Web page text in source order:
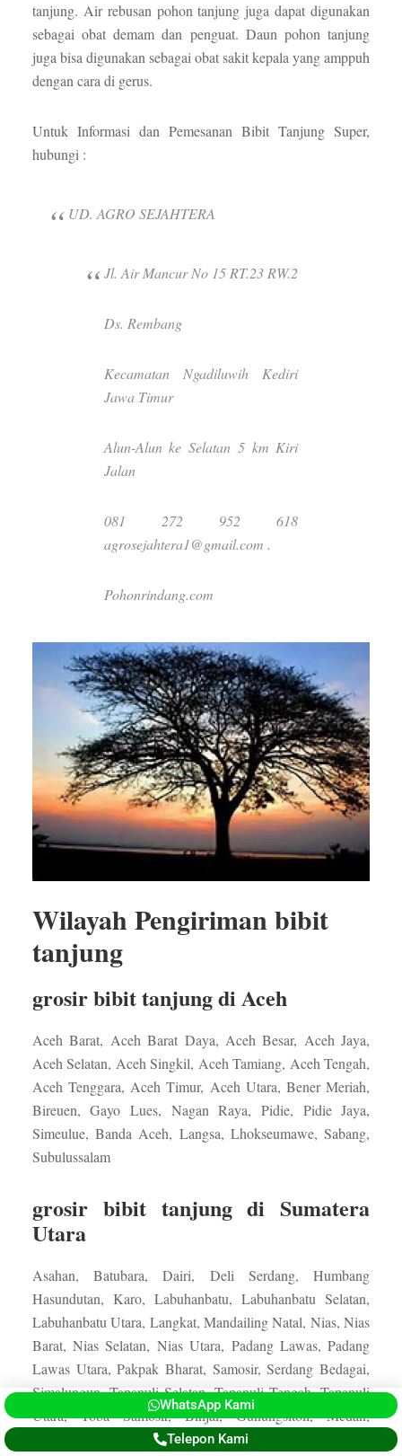
tanjung. Air rebusan pohon tanjung juga dapat digunakan
sebagai obat demam dan penguat. Daun pohon tanjung
juga bisa digunakan sebagai obat sakit kepala yang amppuh
dengan cara di gerus.
Untuk Informasi dan Pemesanan Bibit Tanjung Super,
hubungi :
UD. AGRO SEJAHTERA
Jl. Air Mancur No 15 RT.23 RW.2
Ds. Rembang
Kecamatan Ngadiluwih Kediri
Jawa Timur
Alun-Alun ke Selatan 5 km Kiri
Jalan
081 272 952 618
agrosejahtera1@gmail.com .
Pohonrindang.com
Wilayah Pengiriman bibit
tanjung
grosir bibit tanjung di Aceh
Aceh Barat, Aceh Barat Daya, Aceh Besar, Aceh Jaya,
Aceh Selatan, Aceh Singkil, Aceh Tamiang, Aceh Tengah,
Aceh Tenggara, Aceh Timur, Aceh Utara, Bener Meriah,
Bireuen, Gayo Lues, Nagan Raya, Pidie, Pidie Jaya,
Simeulue, Banda Aceh, Langsa, Lhokseumawe, Sabang,
Subulussalam
grosir bibit tanjung di Sumatera
Utara
Asahan, Batubara, Dairi, Deli Serdang, Humbang
Hasundutan, Karo, Labuhanbatu, Labuhanbatu Selatan,
Labuhanbatu Utara, Langkat, Mandailing Natal, Nias, Nias
Barat, Nias Selatan, Nias Utara, Padang Lawas, Padang
Lawas Utara, Pakpak Bharat, Samosir, Serdang Bedagai,
Simalungun, Tapanuli Selatan, Tapanuli Tengah, Tapanuli
Utara, Toba Samosir, Binjai, Gunungsitoli, Medan,
Padangsidempuan, Pematangsiantar, Sibolga, Tanjungbalai,
WhatsApp Kami
Telepon Kami